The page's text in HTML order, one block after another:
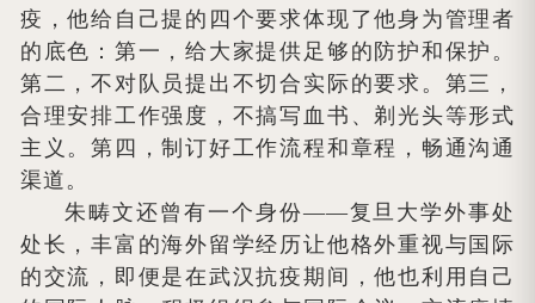
疫，他给自己提的四个要求体现了他身为管理者
的底色：第一，给大家提供足够的防护和保护。
第二，不对队员提出不切合实际的要求。第三，
合理安排工作强度，不搞写血书、剃光头等形式
主义。第四，制订好工作流程和章程，畅通沟通
渠道。
朱畴文还曾有一个身份——复旦大学外事处
处长，丰富的海外留学经历让他格外重视与国际
的交流，即便是在武汉抗疫期间，他也利用自己